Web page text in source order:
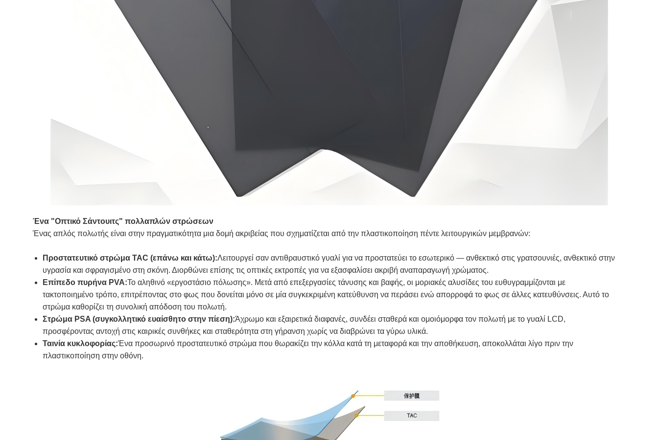
Ένα "Οπτικό Σάντουιτς" πολλαπλών στρώσεων
Ένας απλός πολωτής είναι στην πραγματικότητα μια δομή ακριβείας που σχηματίζεται από την πλαστικοποίηση πέντε λειτουργικών μεμβρανών:
Προστατευτικό στρώμα TAC (επάνω και κάτω):Λειτουργεί σαν αντιθραυστικό γυαλί για να προστατεύει το εσωτερικό — ανθεκτικό στις γρατσουνιές, ανθεκτικό στην
υγρασία και σφραγισμένο στη σκόνη. Διορθώνει επίσης τις οπτικές εκτροπές για να εξασφαλίσει ακριβή αναπαραγωγή χρώματος.
Επίπεδο πυρήνα PVA:Το αληθινό «εργοστάσιο πόλωσης». Μετά από επεξεργασίες τάνυσης και βαφής, οι μοριακές αλυσίδες του ευθυγραμμίζονται με
τακτοποιημένο τρόπο, επιτρέποντας στο φως που δονείται μόνο σε μία συγκεκριμένη κατεύθυνση να περάσει ενώ απορροφά το φως σε άλλες κατευθύνσεις. Αυτό το
στρώμα καθορίζει τη συνολική απόδοση του πολωτή.
Στρώμα PSA (συγκολλητικό ευαίσθητο στην πίεση):Άχρωμο και εξαιρετικά διαφανές, συνδέει σταθερά και ομοιόμορφα τον πολωτή με το γυαλί LCD,
προσφέροντας αντοχή στις καιρικές συνθήκες και σταθερότητα στη γήρανση χωρίς να διαβρώνει τα γύρω υλικά.
Ταινία κυκλοφορίας:Ένα προσωρινό προστατευτικό στρώμα που θωρακίζει την κόλλα κατά τη μεταφορά και την αποθήκευση, αποκολλάται λίγο πριν την
πλαστικοποίηση στην οθόνη.